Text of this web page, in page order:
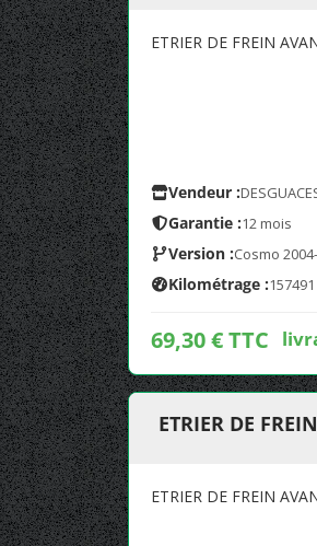
ETRIER DE FREIN
Vendeur :
Garantie :12 mois
Version :Cosmo
Kilométrage :157491
69,30 € TTC
ETRIER DE
ETRIER DE FREIN